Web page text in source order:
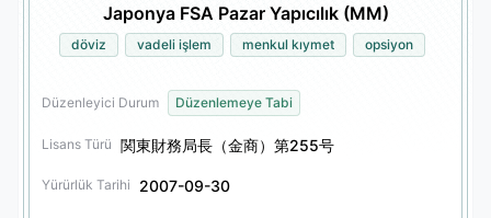
Japonya FSA Pazar Yapıcılık (MM)
döviz vadeli işlem menkul kıymet opsiyon
Düzenleyici Durum Düzenlemeye Tabi
Lisans Türü 関東財務局長（金商）第255号
Yürürlük Tarihi 2007-09-30